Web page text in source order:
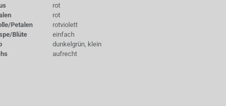
rot
rot
Petalen
rotviolett
Blüte
einfach
dunkelgrün, klein
aufrecht